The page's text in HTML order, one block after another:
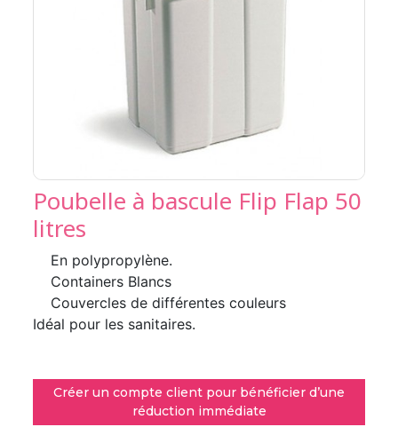
Poubelle à bascule Flip Flap 50
litres
En polypropylène.
Containers Blancs
Couvercles de différentes couleurs
Idéal pour les sanitaires.
Créer un compte client pour bénéficier d’une
réduction immédiate